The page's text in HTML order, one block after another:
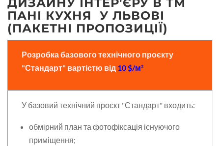
ПАНІ КУХНЯ У ЛЬВОВІ
(ПАКЕТНІ ПРОПОЗИЦІЇ)
Розробка базового технічного проєкту
"Стандарт" вартістю від 10 $/м²
У базовий технічний проєкт "Стандарт" входить:
обмірний план та фотофіксація існуючого
приміщення;